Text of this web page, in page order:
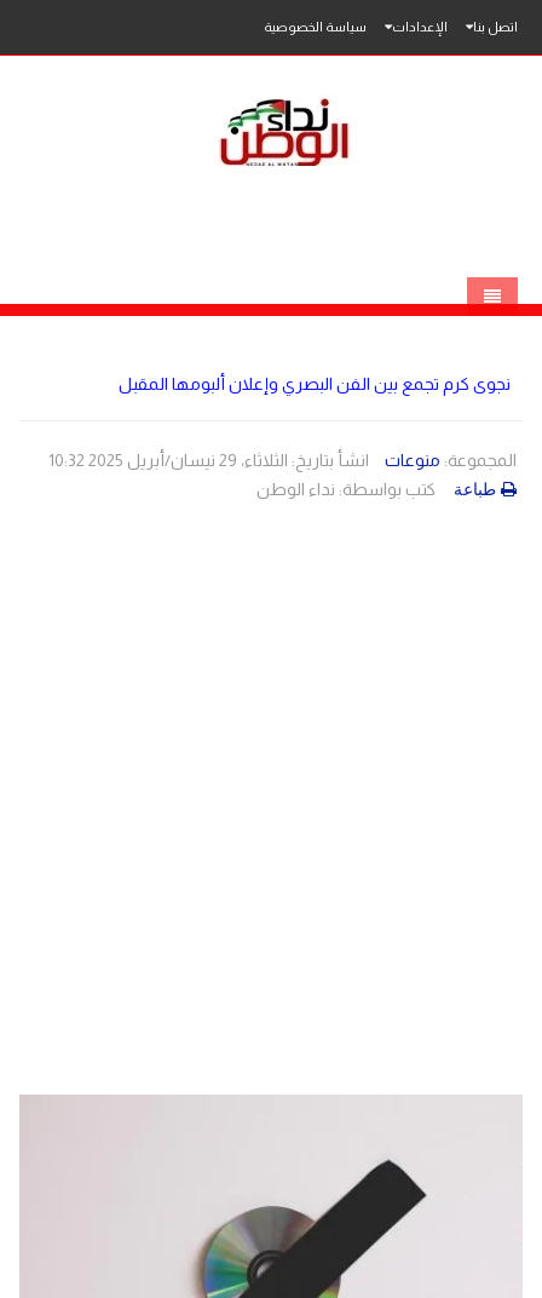
اتصل بنا الإعدادات سياسة الخصوصية
نجوى كرم تجمع بين الفن البصري وإعلان ألبومها المقبل
المجموعة: منوعات
انشأ بتاريخ: الثلاثاء، 29 نيسان/أبريل 2025 10:32
كتب بواسطة: نداء الوطن طباعة
محلي
فلسطين
عربي